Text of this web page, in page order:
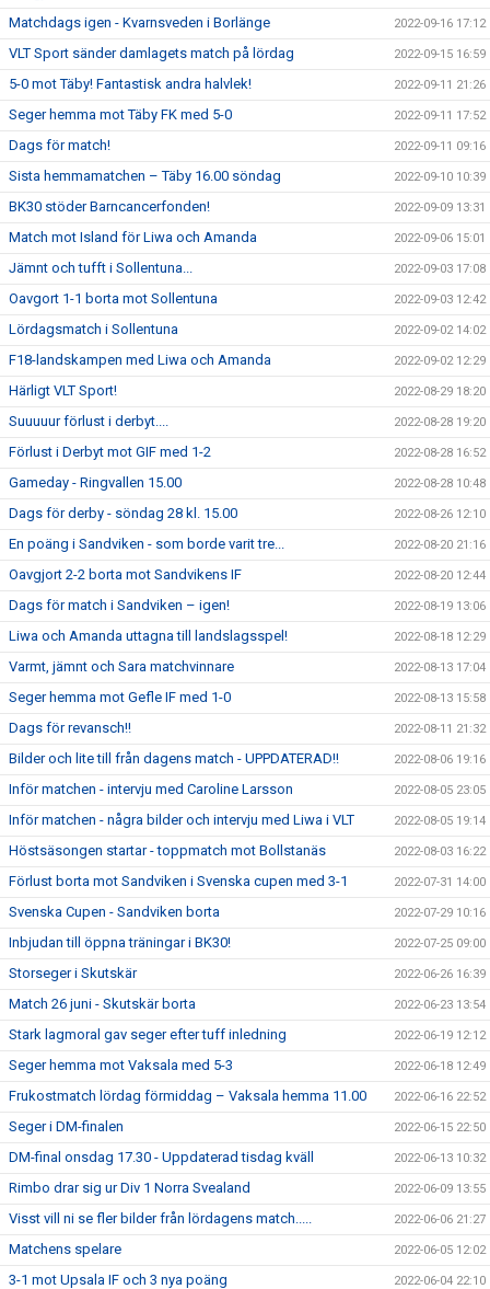
Matchdags igen - Kvarnsveden i Borlänge 2022-09-16 17:12
VLT Sport sänder damlagets match på lördag 2022-09-15 16:59
5-0 mot Täby! Fantastisk andra halvlek! 2022-09-11 21:26
Seger hemma mot Täby FK med 5-0 2022-09-11 17:52
Dags för match! 2022-09-11 09:16
Sista hemmamatchen – Täby 16.00 söndag 2022-09-10 10:39
BK30 stöder Barncancerfonden! 2022-09-09 13:31
Match mot Island för Liwa och Amanda 2022-09-06 15:01
Jämnt och tufft i Sollentuna... 2022-09-03 17:08
Oavgort 1-1 borta mot Sollentuna 2022-09-03 12:42
Lördagsmatch i Sollentuna 2022-09-02 14:02
F18-landskampen med Liwa och Amanda 2022-09-02 12:29
Härligt VLT Sport! 2022-08-29 18:20
Suuuuur förlust i derbyt.... 2022-08-28 19:20
Förlust i Derbyt mot GIF med 1-2 2022-08-28 16:52
Gameday - Ringvallen 15.00 2022-08-28 10:48
Dags för derby - söndag 28 kl. 15.00 2022-08-26 12:10
En poäng i Sandviken - som borde varit tre... 2022-08-20 21:16
Oavgjort 2-2 borta mot Sandvikens IF 2022-08-20 12:44
Dags för match i Sandviken – igen! 2022-08-19 13:06
Liwa och Amanda uttagna till landslagsspel! 2022-08-18 12:29
Varmt, jämnt och Sara matchvinnare 2022-08-13 17:04
Seger hemma mot Gefle IF med 1-0 2022-08-13 15:58
Dags för revansch!! 2022-08-11 21:32
Bilder och lite till från dagens match - UPPDATERAD!! 2022-08-06 19:16
Inför matchen - intervju med Caroline Larsson 2022-08-05 23:05
Inför matchen - några bilder och intervju med Liwa i VLT 2022-08-05 19:14
Höstsäsongen startar - toppmatch mot Bollstanäs 2022-08-03 16:22
Förlust borta mot Sandviken i Svenska cupen med 3-1 2022-07-31 14:00
Svenska Cupen - Sandviken borta 2022-07-29 10:16
Inbjudan till öppna träningar i BK30! 2022-07-25 09:00
Storseger i Skutskär 2022-06-26 16:39
Match 26 juni - Skutskär borta 2022-06-23 13:54
Stark lagmoral gav seger efter tuff inledning 2022-06-19 12:12
Seger hemma mot Vaksala med 5-3 2022-06-18 12:49
Frukostmatch lördag förmiddag – Vaksala hemma 11.00 2022-06-16 22:52
Seger i DM-finalen 2022-06-15 22:50
DM-final onsdag 17.30 - Uppdaterad tisdag kväll 2022-06-13 10:32
Rimbo drar sig ur Div 1 Norra Svealand 2022-06-09 13:55
Visst vill ni se fler bilder från lördagens match..... 2022-06-06 21:27
Matchens spelare 2022-06-05 12:02
3-1 mot Upsala IF och 3 nya poäng 2022-06-04 22:10